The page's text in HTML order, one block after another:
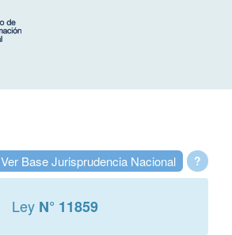
?
Ver Base Jurisprudencia Nacional
Ley N° 11859